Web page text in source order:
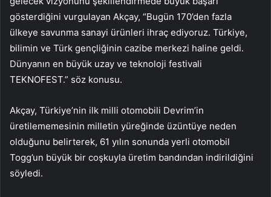
gösterdiğini vurgulayan Akçay, “Bugün 170’den fazla
ülkeye savunma sanayi ürünleri ihraç ediyoruz. Türkiye,
bilimin ve Türk gençliğinin cazibe merkezi haline geldi.
Dünyanın en büyük uzay ve teknoloji festivali
TEKNOFEST.” söz konusu.
Akçay, Türkiye’nin ilk milli otomobili Devrim’in
üretilememesinin milletin yüreğinde üzüntüye neden
olduğunu belirterek, 61 yılın sonunda yerli otomobil
Togg’un büyük bir coşkuyla üretim bandından indirildiğini
söyledi.